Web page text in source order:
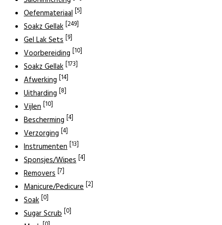
Oefenmateriaal [5]
Soakz Gellak [249]
Gel Lak Sets [9]
Voorbereiding [10]
Soakz Gellak [173]
Afwerking [14]
Uitharding [8]
Vijlen [10]
Bescherming [4]
Verzorging [4]
Instrumenten [13]
Sponsjes/Wipes [4]
Removers [7]
Manicure/Pedicure [2]
Soak [0]
Sugar Scrub [0]